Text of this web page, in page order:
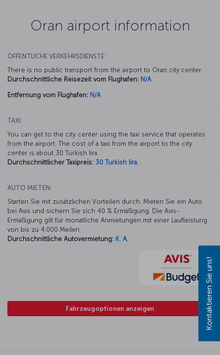
Oran airport information
ÖFFENTLICHE VERKEHRSDIENSTE:
There is no public transport from the airport to Oran city center.
Durchschnittliche Reisezeit vom Flughafen: N/A
Entfernung vom Flughafen: N/A
TAXI:
You can get to the city center using the taxi service that operates
from the airport. The cost of a taxi from the airport to the city
center is about 30 Turkish lira.
Durchschnittlicher Taxipreis: 30 Turkish lira.
AUTO MIETEN:
Starten Sie mit zusätzlichen Vorteilen durch. Mieten Sie ein Auto
bei Avis und sichern Sie sich 40 % Ermäßigung. Die Avis-
Ermäßigung gilt für monatliche Anmietungen mit einer Laufleistung
von bis zu 4.000 Meilen.
Durchschnittliche Autovermietung: K. A.
Fahrzeugoptionen anzeigen Kontaktieren Sie uns!